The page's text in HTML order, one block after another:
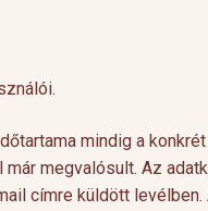
mindig a
megvalósult. Az
címre küldött levélben.